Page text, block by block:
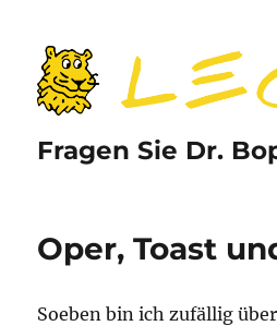
Fragen Sie Dr.
Oper, Toast
Soeben bin ich zufällig